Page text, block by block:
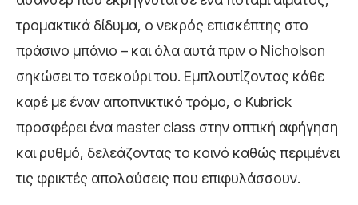
τρομακτικά δίδυμα, ο νεκρός επισκέπτης στο
πράσινο μπάνιο – και όλα αυτά πριν ο Nicholson
σηκώσει το τσεκούρι του. Εμπλουτίζοντας κάθε
καρέ με έναν αποπνικτικό τρόμο, ο Kubrick
προσφέρει ένα master class στην οπτική αφήγηση
και ρυθμό, δελεάζοντας το κοινό καθώς περιμένει
τις φρικτές απολαύσεις που επιφυλάσσουν.